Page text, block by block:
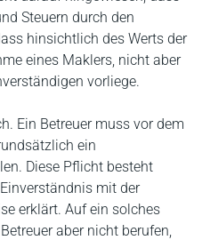
Steuern durch den
hinsichtlich des Werts der
eines Maklers, nicht aber
vorliege.
Ein Betreuer muss vor dem
ein
Diese Pflicht besteht
mit der
erklärt. Auf ein solches
aber nicht berufen,